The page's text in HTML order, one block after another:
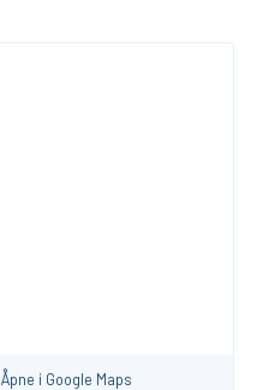
Åpne i Google Maps